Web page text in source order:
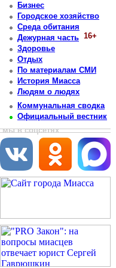
Бизнес
Городское хозяйство
Среда обитания
Дежурная часть 16+
Здоровье
Отдых
По материалам СМИ
История Миасса
Людям о людях
Коммунальная сводка
Официальный вестник
мы в соцсетях